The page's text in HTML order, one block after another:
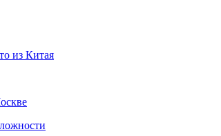
из Китая